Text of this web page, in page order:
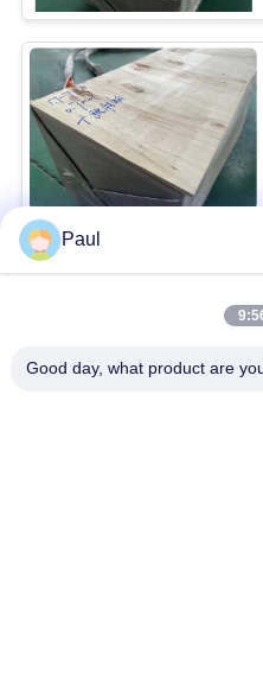
लोकप्रिय श्रेणियां
मार्टेंसिटिक स्टेनलेस स्टील
Paul
Good day, what product are